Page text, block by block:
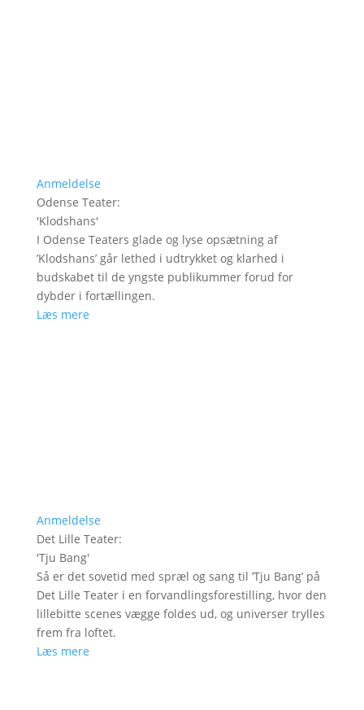
Anmeldelse
Odense Teater:
'Klodshans'
I Odense Teaters glade og lyse opsætning af
’Klodshans’ går lethed i udtrykket og klarhed i
budskabet til de yngste publikummer forud for
dybder i fortællingen.
Læs mere
Anmeldelse
Det Lille Teater:
'Tju Bang'
Så er det sovetid med spræl og sang til ’Tju Bang’ på
Det Lille Teater i en forvandlingsforestilling, hvor den
lillebitte scenes vægge foldes ud, og universer trylles
frem fra loftet.
Læs mere